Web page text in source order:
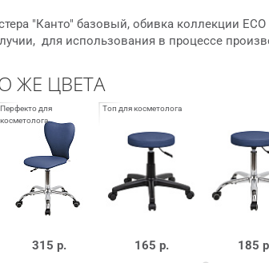
"Канто" базовый, обивка коллекции
для использования в процессе
ЖЕ ЦВЕТА
315 р. 165 р. 185